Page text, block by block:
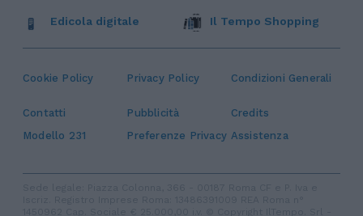
Cookie Policy Privacy Policy Condizioni Generali
Contatti Pubblicità
Credits
Modello 231
Preferenze Privacy Assistenza
Edicola digitale Il Tempo Shopping